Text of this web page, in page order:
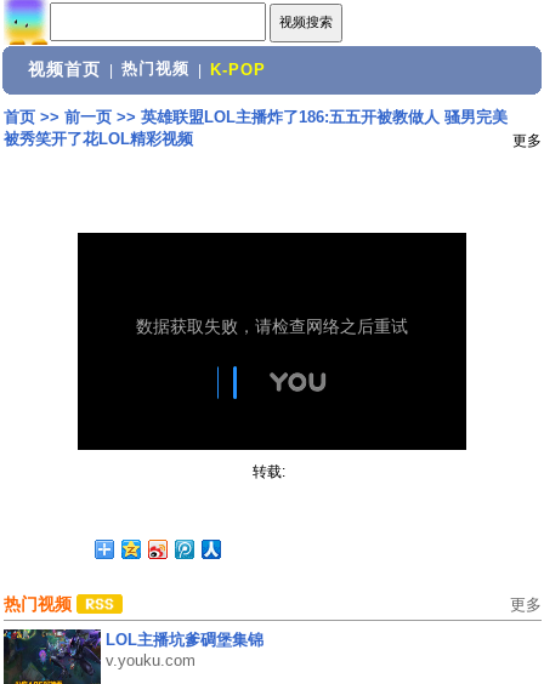
视频首页 热门视频 K-POP
首页>> 前一页>> 英雄联盟LOL主播炸了186:五五开被教做人 骚男完美
被秀笑开了花LOL精彩视频
更多
转载:
热门视频 更多
LOL主播坑爹碉堡集锦
v.youku.com